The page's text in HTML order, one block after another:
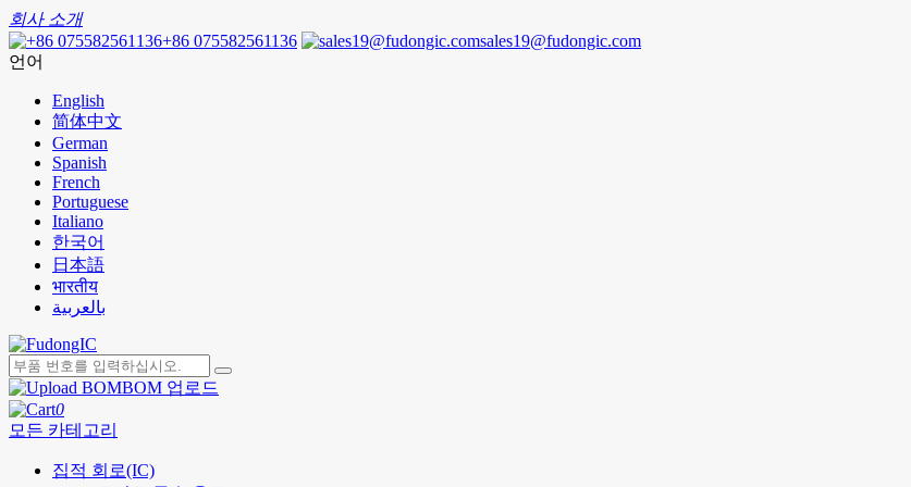
회사 소개
+86 075582561136
sales19@fudongic.com
언어
English
简体中文
German
Spanish
French
Portuguese
Italiano
한국어
日本語
भारतीय
بالعربية
BOM 업로드
0
모든 카테고리
집적 회로(IC)